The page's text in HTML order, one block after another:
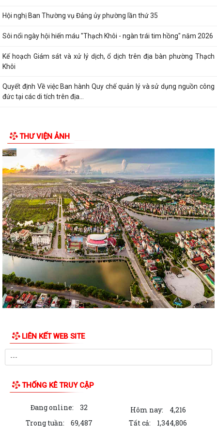
Hội nghị Ban Thường vụ Đảng ủy phường lần thứ 35
Sôi nổi ngày hội hiến máu "Thạch Khôi - ngàn trái tim hồng" năm 2026
Kế hoạch Giám sát và xử lý dịch, ổ dịch trên địa bàn phường Thạch
Khôi
Quyết định Về việc Ban hành Quy chế quản lý và sử dụng nguồn công
đức tại các di tích trên địa...
THƯ VIỆN ẢNH
LIÊN KẾT WEB SITE
THỐNG KÊ TRUY CẬP
Đang online: 32 Hôm nay:
4,216
Trong tuần:
69,487 Tất cả: 1,344,806